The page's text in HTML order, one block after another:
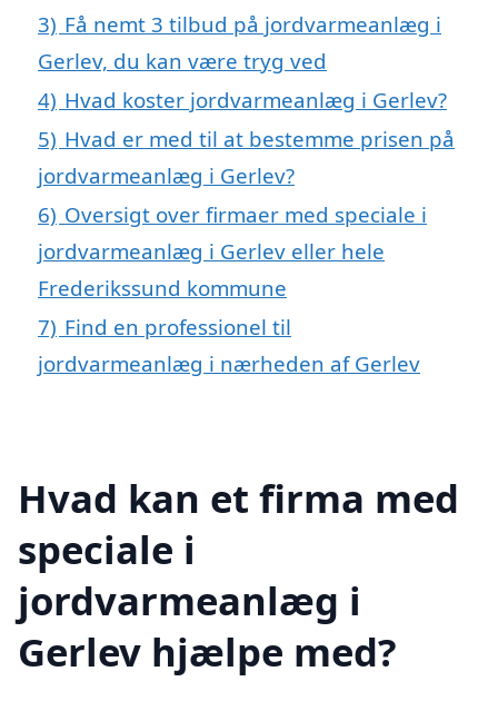
3) Få nemt 3 tilbud på jordvarmeanlæg i
Gerlev, du kan være tryg ved
4) Hvad koster jordvarmeanlæg i Gerlev?
5) Hvad er med til at bestemme prisen på
jordvarmeanlæg i Gerlev?
6) Oversigt over firmaer med speciale i
jordvarmeanlæg i Gerlev eller hele
Frederikssund kommune
7) Find en professionel til
jordvarmeanlæg i nærheden af Gerlev
Hvad kan et firma med
speciale i
jordvarmeanlæg i
Gerlev hjælpe med?